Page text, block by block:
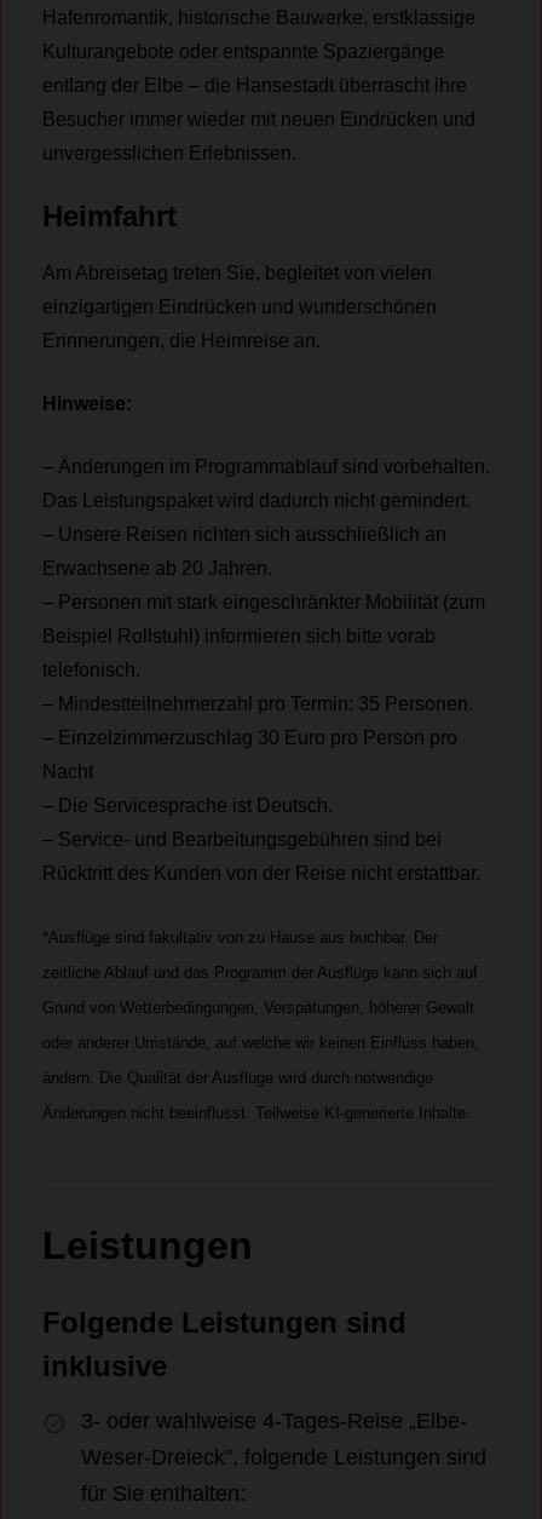
Hafenromantik, historische Bauwerke, erstklassige
Kulturangebote oder entspannte Spaziergänge
entlang der Elbe – die Hansestadt überrascht ihre
Besucher immer wieder mit neuen Eindrücken und
unvergesslichen Erlebnissen.
Heimfahrt
Am Abreisetag treten Sie, begleitet von vielen
einzigartigen Eindrücken und wunderschönen
Erinnerungen, die Heimreise an.
Hinweise:
– Änderungen im Programmablauf sind vorbehalten.
Das Leistungspaket wird dadurch nicht gemindert.
– Unsere Reisen richten sich ausschließlich an
Erwachsene ab 20 Jahren.
– Personen mit stark eingeschränkter Mobilität (zum
Beispiel Rollstuhl) informieren sich bitte vorab
telefonisch.
– Mindestteilnehmerzahl pro Termin: 35 Personen.
– Einzelzimmerzuschlag 30 Euro pro Person pro
Nacht
– Die Servicesprache ist Deutsch.
– Service- und Bearbeitungsgebühren sind bei
Rücktritt des Kunden von der Reise nicht erstattbar.
*Ausflüge sind fakultativ von zu Hause aus buchbar. Der
zeitliche Ablauf und das Programm der Ausflüge kann sich auf
Grund von Wetterbedingungen, Verspätungen, höherer Gewalt
oder anderer Umstände, auf welche wir keinen Einfluss haben,
ändern. Die Qualität der Ausflüge wird durch notwendige
Änderungen nicht beeinflusst. Teilweise KI-generierte Inhalte.
Leistungen
Folgende Leistungen sind
inklusive
3- oder wahlweise 4-Tages-Reise „Elbe-
Weser-Dreieck”, folgende Leistungen sind
für Sie enthalten: